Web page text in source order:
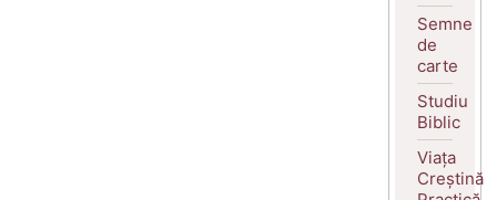
Semne
de
carte
Studiu
Biblic
Viața
Creștină